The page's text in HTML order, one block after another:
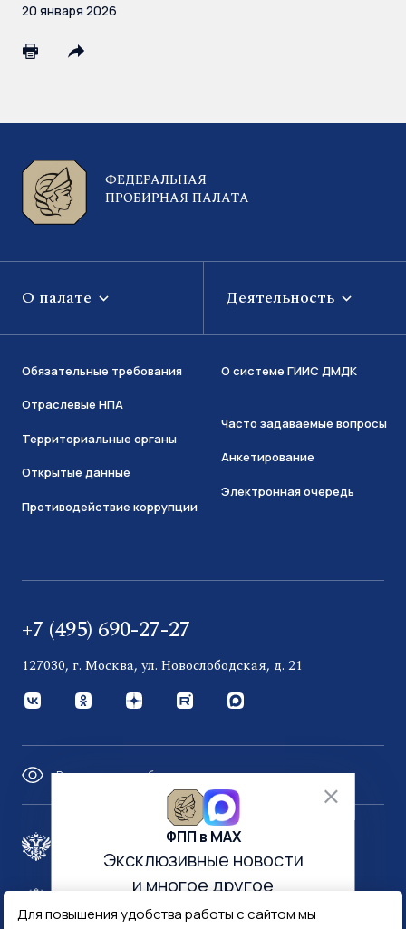
Для повышения удобства работы с сайтом мы
20 января 2026
ФЕДЕРАЛЬНАЯ
ПРОБИРНАЯ ПАЛАТА
О палате Деятельность
Обязательные требования
Отраслевые НПА
Территориальные органы
Открытые данные
Противодействие коррупции
О системе ГИИС ДМДК
Часто задаваемые вопросы
Анкетирование
Электронная очередь
+7 (495) 690-27-27
127030, г. Москва, ул. Новослободская, д. 21
Версия для слабовидящих
Правительство России
ФПП в МАХ
Эксклюзивные новости
и многое другое